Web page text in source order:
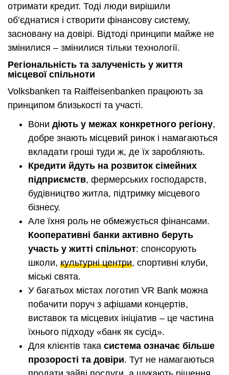
отримати кредит. Тоді люди вирішили
об’єднатися і створити фінансову систему,
засновану на довірі. Відтоді принципи майже не
змінилися – змінилися тільки технології.
Регіональність та залученість у життя
місцевої спільноти
Volksbanken та Raiffeisenbanken працюють за
принципом близькості та участі.
Вони діють у межах конкретного регіону,
добре знають місцевий ринок і намагаються
вкладати гроші туди ж, де їх заробляють.
Кредити йдуть на розвиток сімейних
підприємств, фермерських господарств,
будівництво житла, підтримку місцевого
бізнесу.
Але їхня роль не обмежується фінансами.
Кооперативні банки активно беруть
участь у житті спільнот: спонсорують
школи, культурні центри, спортивні клуби,
міські свята.
У багатьох містах логотип VR Bank можна
побачити поруч з афішами концертів,
виставок та місцевих ініціатив – це частина
їхнього підходу «банк як сусід».
Для клієнтів така система означає більше
прозорості та довіри. Тут не намагаються